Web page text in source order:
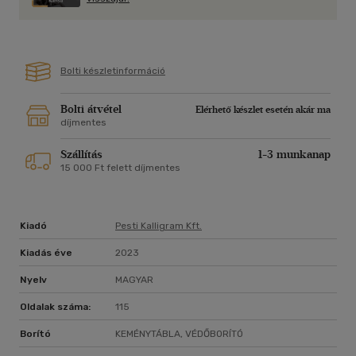
Bolti készletinformáció
Bolti átvétel
Elérhető készlet esetén akár ma
díjmentes
Szállítás 1-3 munkanap
15 000 Ft felett díjmentes
Kiadó Pesti Kalligram Kft.
Kiadás éve 2023
Nyelv MAGYAR
Oldalak száma: 115
Borító KEMÉNYTÁBLA, VÉDŐBORÍTÓ